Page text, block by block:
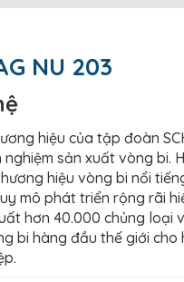
NU 203
hiệu của tập đoàn
nghiệm sản xuất vòng bi.
hiệu vòng bi nổi
mô phát triển rộng rãi
hơn 40.000 chủng loại
bi hàng đầu thế giới cho